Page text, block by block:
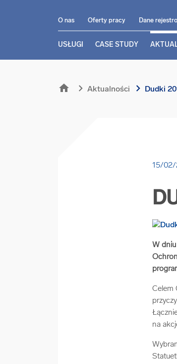
O nas Oferty pracy Dane
USŁUGI CASE STUDY
home chevron_right Aktualności chevron_right Dudki
15/02/
W
Celem
na